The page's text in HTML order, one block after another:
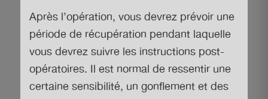
Après l’opération, vous devrez prévoir une
période de récupération pendant laquelle
vous devrez suivre les instructions post-
opératoires. Il est normal de ressentir une
certaine sensibilité, un gonflement et des